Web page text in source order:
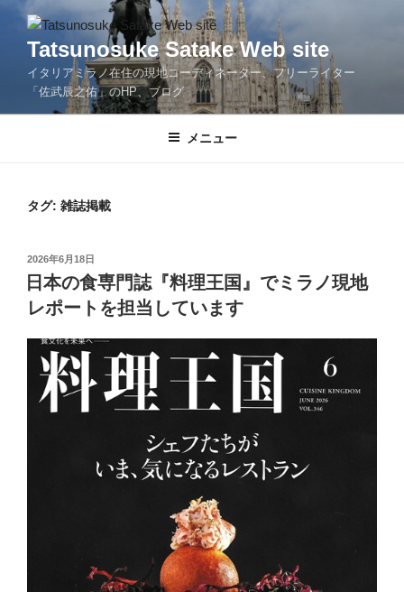
へ
Tatsunosuke Satake Web site
イタリアミラノ在住の現地コーディネーター、フリーライター
「佐武辰之佑」のHP、ブログ
メニュー
タグ: 雑誌掲載
投
稿
日:
2026年6月18日
日本の食専門誌『料理王国』でミラノ現地
レポートを担当しています